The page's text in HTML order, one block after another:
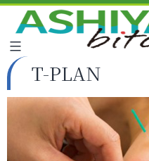
T-PLAN